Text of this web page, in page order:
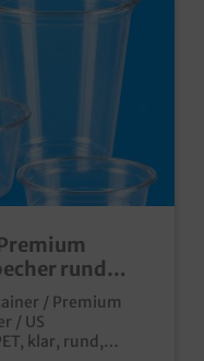
rund
500St.
/ Premium
/ US
klar, rund,